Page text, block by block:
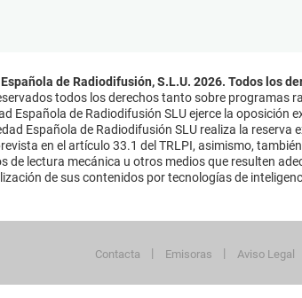
de Radiodifusión, S.L.U. 2026. Todos los
todos los derechos tanto sobre programas
Española de Radiodifusión SLU ejerce la oposición
Española de Radiodifusión SLU realiza la
en el artículo 33.1 del TRLPI, asimismo,
de lectura mecánica u otros medios que resulten
de sus contenidos por tecnologías de
Contacta Emisoras Aviso Legal